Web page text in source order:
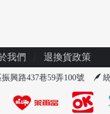
我們 退換貨政策
興路437巷59弄100號